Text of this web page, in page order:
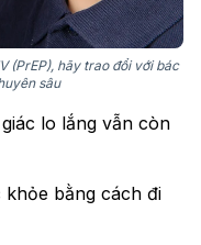
(PrEP), hãy trao đổi với bác
sâu
lo lắng vẫn còn
bằng cách đi